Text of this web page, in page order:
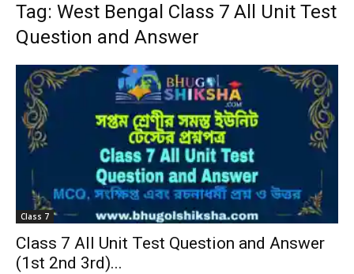
Tag: West Bengal Class 7 All Unit Test
Question and Answer
Class 7
Class 7 All Unit Test Question and Answer
(1st 2nd 3rd)...